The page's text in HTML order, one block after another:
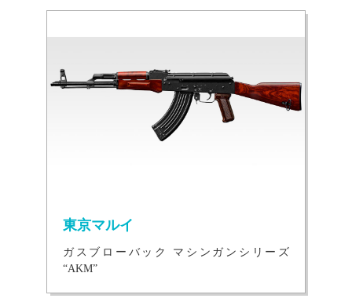
東京マルイ
ガスブローバック マシンガンシリーズ
“AKM”